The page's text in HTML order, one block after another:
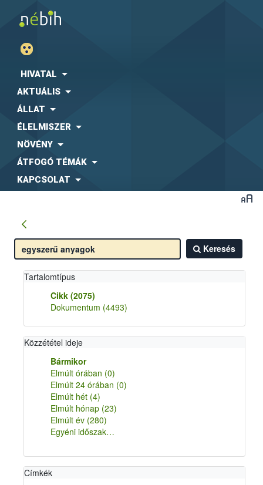
HIVATAL
AKTUÁLIS
ÁLLAT
ÉLELMISZER
NÖVÉNY
ÁTFOGÓ TÉMÁK
KAPCSOLAT
Keresés
Tartalomtípus
Cikk (2075)
Dokumentum (4493)
Közzététel ideje
Bármikor
Elmúlt órában (0)
Elmúlt 24 órában (0)
Elmúlt hét (4)
Elmúlt hónap (23)
Elmúlt év (280)
Egyéni időszak…
Címkék